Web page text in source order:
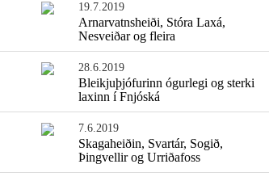
19.7.2019
Arnarvatnsheiði, Stóra Laxá,
Nesveiðar og fleira
28.6.2019
Bleikjuþjófurinn ógurlegi og sterki
laxinn í Fnjóská
7.6.2019
Skagaheiðin, Svartár, Sogið,
Þingvellir og Urriðafoss